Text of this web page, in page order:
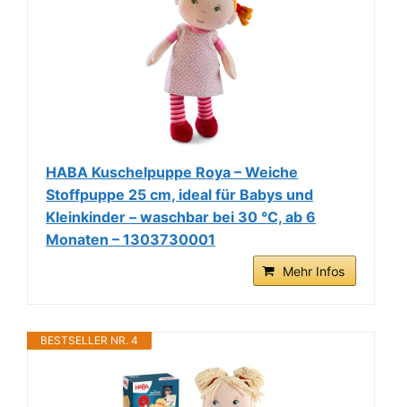
HABA Kuschelpuppe Roya – Weiche
Stoffpuppe 25 cm, ideal für Babys und
Kleinkinder – waschbar bei 30 °C, ab 6
Monaten – 1303730001
Mehr Infos
BESTSELLER NR. 4